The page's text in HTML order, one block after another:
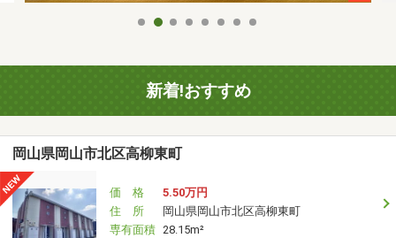
新着!おすすめ
岡山県岡山市北区高柳東町
価 格
5.50万円
住 所
岡山県岡山市北区高柳東町
専有面積 28.15m²